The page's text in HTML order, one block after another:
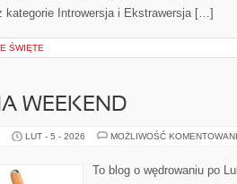
kategorie Introwersja i Ekstrawersja […]
ŚWIĘTE
WEEKEND
LUT - 5 - 2026 MOŻLIWOŚĆ
To blog o wędrowaniu po